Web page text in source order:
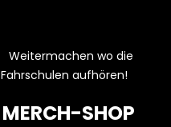
Weitermachen wo die
Fahrschulen aufhören!
MERCH-SHOP